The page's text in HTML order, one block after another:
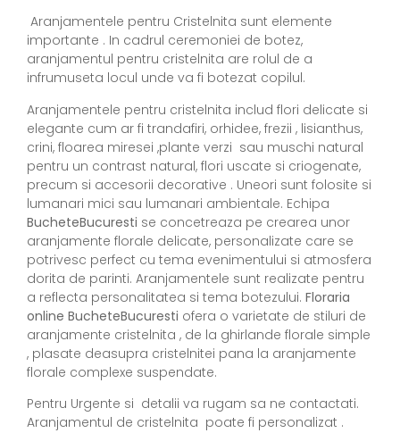
Aranjamentele pentru Cristelnita sunt elemente
importante . In cadrul ceremoniei de botez,
aranjamentul pentru cristelnita are rolul de a
infrumuseta locul unde va fi botezat copilul.
Aranjamentele pentru cristelnita includ flori delicate si
elegante cum ar fi trandafiri, orhidee, frezii , lisianthus,
crini, floarea miresei ,plante verzi sau muschi natural
pentru un contrast natural, flori uscate si criogenate,
precum si accesorii decorative . Uneori sunt folosite si
lumanari mici sau lumanari ambientale. Echipa
BucheteBucuresti se concetreaza pe crearea unor
aranjamente florale delicate, personalizate care se
potrivesc perfect cu tema evenimentului si atmosfera
dorita de parinti. Aranjamentele sunt realizate pentru
a reflecta personalitatea si tema botezului. Floraria
online BucheteBucuresti ofera o varietate de stiluri de
aranjamente cristelnita , de la ghirlande florale simple
, plasate deasupra cristelnitei pana la aranjamente
florale complexe suspendate.
Pentru Urgente si detalii va rugam sa ne contactati.
Aranjamentul de cristelnita poate fi personalizat .